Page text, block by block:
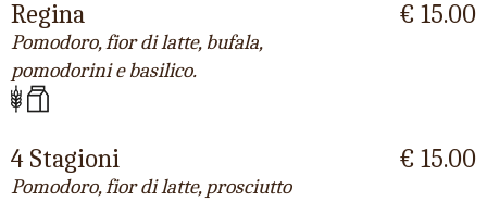
Regina
Pomodoro, fior di latte, bufala,
pomodorini e basilico.
€ 15.00
4 Stagioni
Pomodoro, fior di latte, prosciutto
€ 15.00